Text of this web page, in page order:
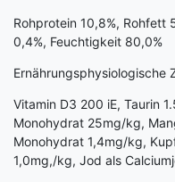
Rohprotein 10,8%, Rohfett
0,4%, Feuchtigkeit 80,0%
Ernährungsphysiologische
Vitamin D3 200 iE, Taurin
Monohydrat 25mg/kg,
Monohydrat 1,4mg/kg,
1,0mg,/kg, Jod als